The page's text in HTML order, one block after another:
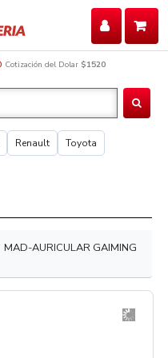
Cotización del Dolar $1520
Renault
Toyota
MAD-AURICULAR GAIMING